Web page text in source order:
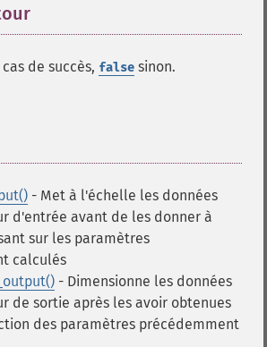
cas de succès, false sinon.
- Met à l'échelle les données
d'entrée avant de les donner à
sur les paramètres
calculés
- Dimensionne les données
de sortie après les avoir obtenues
des paramètres précédemment